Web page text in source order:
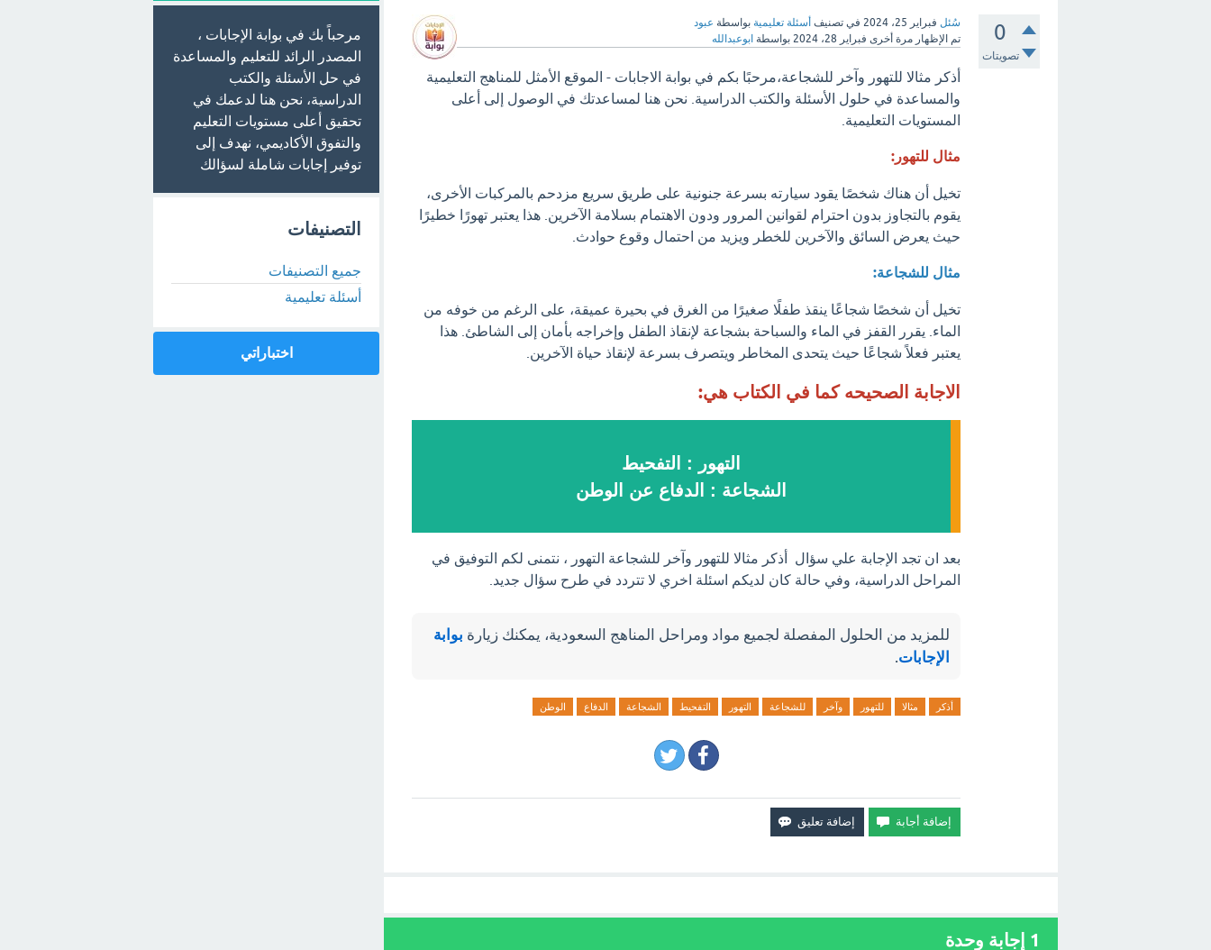
0
تصويتات
سُئل فبراير 25، 2024 في تصنيف أسئلة تعليمية بواسطة عبود
تم الإظهار مرة أخرى فبراير 28، 2024 بواسطة ابوعبدالله
أذكر مثالا للتهور وآخر للشجاعة،مرحبًا بكم في بوابة الاجابات - الموقع الأمثل للمناهج التعليمية
والمساعدة في حلول الأسئلة والكتب الدراسية. نحن هنا لمساعدتك في الوصول إلى أعلى
المستويات التعليمية.
مثال للتهور:
تخيل أن هناك شخصًا يقود سيارته بسرعة جنونية على طريق سريع مزدحم بالمركبات الأخرى،
يقوم بالتجاوز بدون احترام لقوانين المرور ودون الاهتمام بسلامة الآخرين. هذا يعتبر تهورًا خطيرًا
حيث يعرض السائق والآخرين للخطر ويزيد من احتمال وقوع حوادث.
مثال للشجاعة:
تخيل أن شخصًا شجاعًا ينقذ طفلًا صغيرًا من الغرق في بحيرة عميقة، على الرغم من خوفه من
الماء. يقرر القفز في الماء والسباحة بشجاعة لإنقاذ الطفل وإخراجه بأمان إلى الشاطئ. هذا
يعتبر فعلاً شجاعًا حيث يتحدى المخاطر ويتصرف بسرعة لإنقاذ حياة الآخرين.
الاجابة الصحيحه كما في الكتاب هي:
التهور : التفحيط
الشجاعة : الدفاع عن الوطن
بعد ان تجد الإجابة علي سؤال أذكر مثالا للتهور وآخر للشجاعة التهور ، نتمنى لكم التوفيق في
المراحل الدراسية، وفي حالة كان لديكم اسئلة اخري لا تتردد في طرح سؤال جديد.
للمزيد من الحلول المفصلة لجميع مواد ومراحل المناهج السعودية، يمكنك زيارة بوابة
الإجابات.
أذكر مثالا للتهور وآخر للشجاعة التهور التفحيط الشجاعة الدفاع الوطن
1 إجابة وحدة
مرحباً بك في بوابة الإجابات ،
المصدر الرائد للتعليم والمساعدة
في حل الأسئلة والكتب
الدراسية، نحن هنا لدعمك في
تحقيق أعلى مستويات التعليم
والتفوق الأكاديمي، نهدف إلى
توفير إجابات شاملة لسؤالك
التصنيفات
جميع التصنيفات
أسئلة تعليمية
اختباراتي